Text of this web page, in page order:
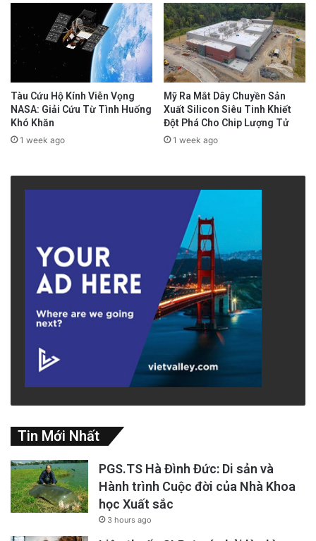
Tàu Cứu Hộ Kính Viễn Vọng
NASA: Giải Cứu Từ Tình Huống
Khó Khăn
1 week ago
Mỹ Ra Mắt Dây Chuyền Sản
Xuất Silicon Siêu Tinh Khiết
Đột Phá Cho Chip Lượng Tử
1 week ago
Tin Mới Nhất
PGS.TS Hà Đình Đức: Di sản và
Hành trình Cuộc đời của Nhà Khoa
học Xuất sắc
3 hours ago